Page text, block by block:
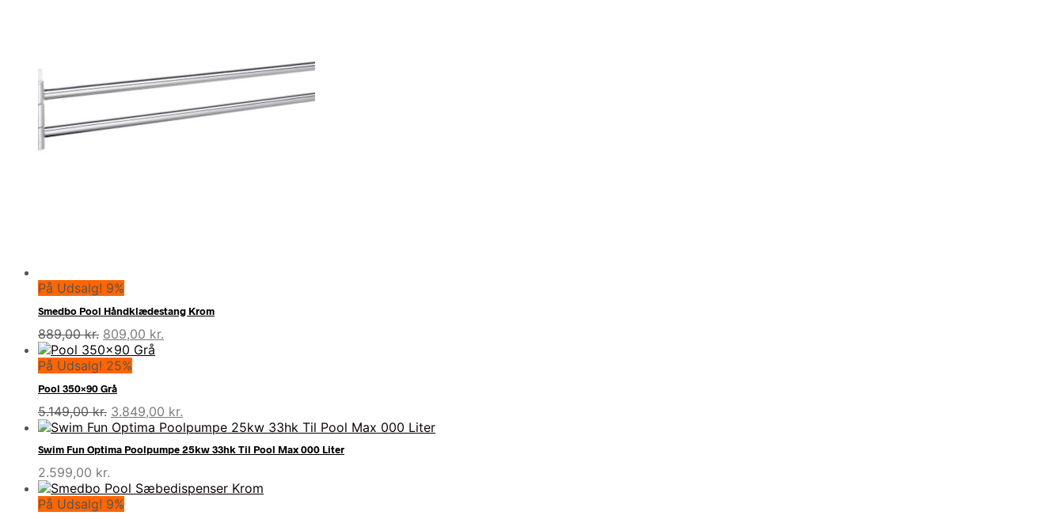
På Udsalg! 9%
Smedbo Pool Håndklædestang Krom
889,00kr. Den
oprindelige
pris
var:
889,00 kr..
809,00 kr.
På Udsalg! 25%
Pool 350×90 Grå
5.149,00kr. Den
oprindelige
var:
3.849,00 kr.
aktuelle
er:
Swim Fun Optima Poolpumpe 25kw 33hk Til Pool Max 000 Liter
2.599,00 kr.
På Udsalg! 9%